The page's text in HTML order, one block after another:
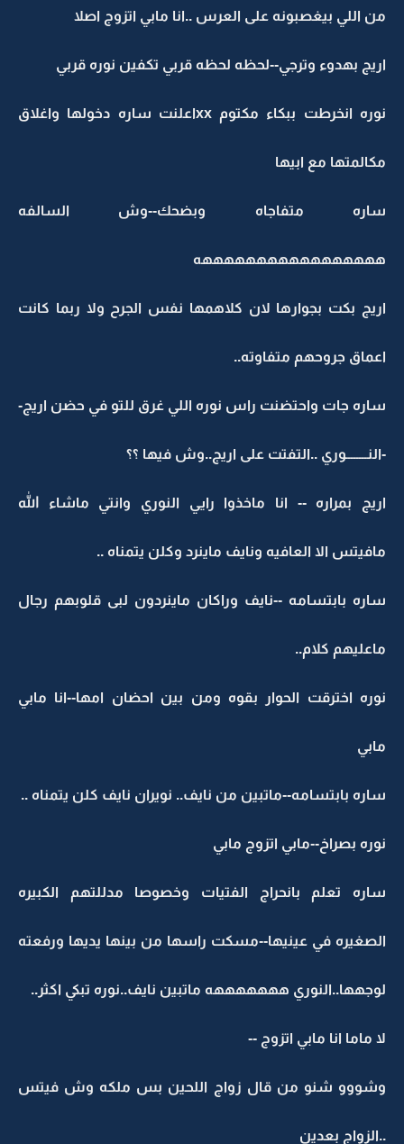
من اللي بيغصبونه على العرس ..انا مابي اتزوج اصلا
اريج بهدوء وترجي--لحظه لحظه قربي تكفين نوره قربي
نوره انخرطت ببكاء مكتوم xxاعلنت ساره دخولها واغلاق
مكالمتها مع ابيها
ساره متفاجاه وبضحك--وش السالفه
هههههههههههههههههه
اريج بكت بجوارها لان كلاهمها نفس الجرح ولا ربما كانت
اعماق جروحهم متفاوته..
ساره جات واحتضنت راس نوره اللي غرق للتو في حضن اريج-
-النــــــــوري ..التفتت على اريج..وش فيها ؟؟
اريج بمراره -- انا ماخذوا رايي النوري وانتي ماشاء الله
مافيتس الا العافيه ونايف ماينرد وكلن يتمناه ..
ساره بابتسامه --نايف وراكان ماينردون لبى قلوبهم رجال
ماعليهم كلام..
نوره اخترقت الحوار بقوه ومن بين احضان امها--انا مابي
مابي
ساره بابتسامه--ماتبين من نايف.. نويران نايف كلن يتمناه ..
نوره بصراخ--مابي اتزوج مابي
ساره تعلم بانحراج الفتيات وخصوصا مدللتهم الكبيره
الصغيره في عينيها--مسكت راسها من بينها يديها ورفعته
لوجهها..النوري هههههههه ماتبين نايف..نوره تبكي اكثر..
لا ماما انا مابي اتزوج --
وشووو شنو من قال زواج اللحين بس ملكه وش فيتس
..الزواج بعدين